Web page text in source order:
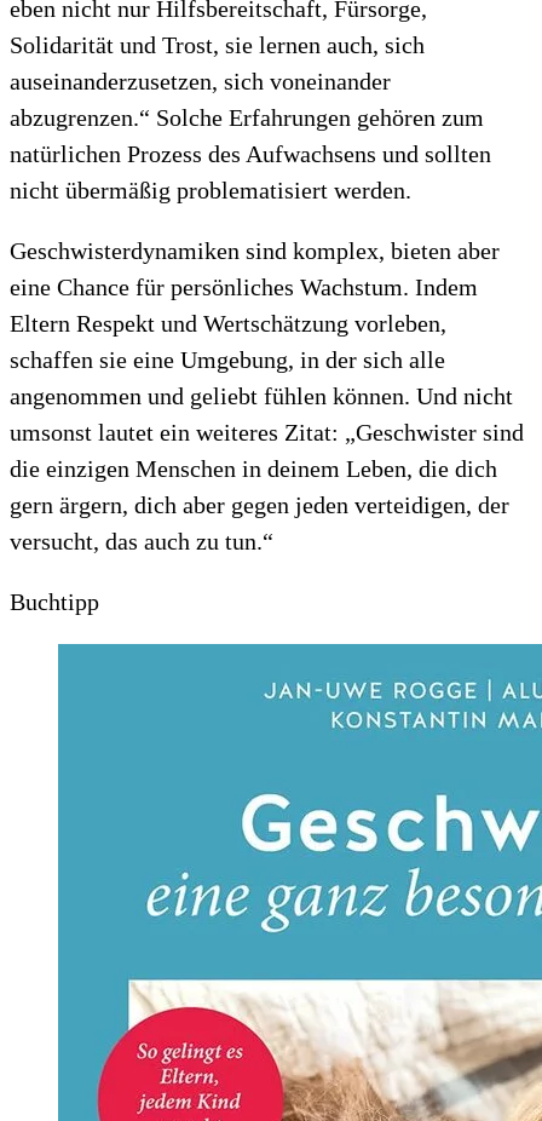
eben nicht nur Hilfsbereitschaft, Fürsorge,
Solidarität und Trost, sie lernen auch, sich
auseinanderzusetzen, sich voneinander
abzugrenzen.“ Solche Erfahrungen gehören zum
natürlichen Prozess des Aufwachsens und sollten
nicht übermäßig problematisiert werden.
Geschwisterdynamiken sind komplex, bieten aber
eine Chance für persönliches Wachstum. Indem
Eltern Respekt und Wertschätzung vorleben,
schaffen sie eine Umgebung, in der sich alle
angenommen und geliebt fühlen können. Und nicht
umsonst lautet ein weiteres Zitat: „Geschwister sind
die einzigen Menschen in deinem Leben, die dich
gern ärgern, dich aber gegen jeden verteidigen, der
versucht, das auch zu tun.“
Buchtipp